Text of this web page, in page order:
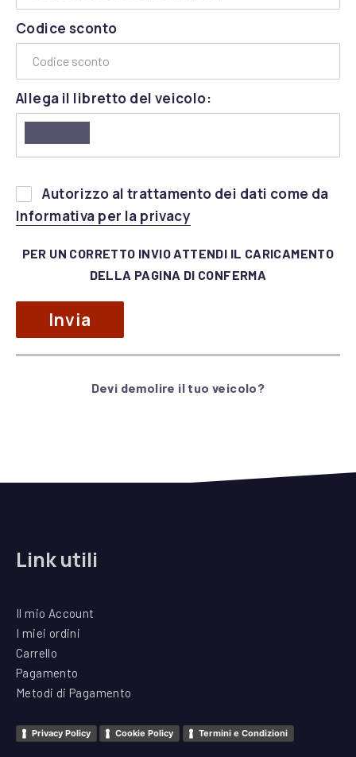
Codice sconto
Allega il libretto del veicolo:
prega
di
vuoto
campo.
Autorizzo al trattamento dei dati come da
Informativa per la privacy
PER UN CORRETTO INVIO ATTENDI IL CARICAMENTO
DELLA PAGINA DI CONFERMA
Devi demolire il tuo veicolo?
Link utili
Il mio Account
I miei ordini
Carrello
Pagamento
Metodi di Pagamento
Privacy Policy Cookie Policy Termini e Condizioni